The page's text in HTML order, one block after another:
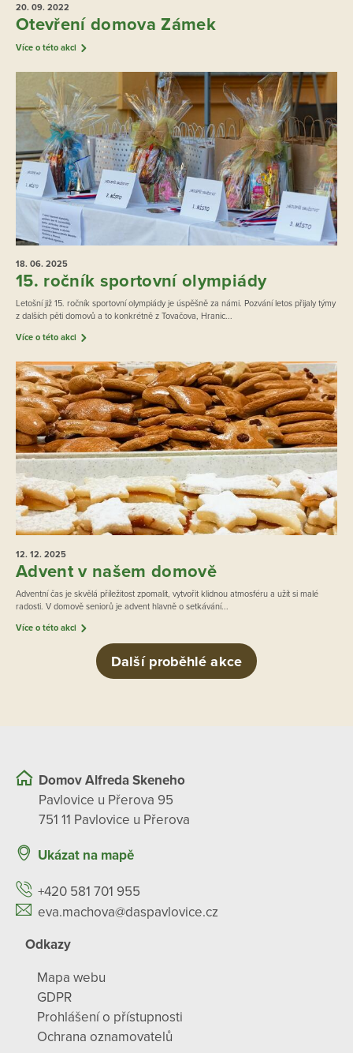
20. 09. 2022
Otevření domova Zámek
Více o této akci
18. 06. 2025
15. ročník sportovní olympiády
Letošní již 15. ročník sportovní olympiády je úspěšně za námi. Pozvání letos přijaly týmy
z dalších pěti domovů a to konkrétně z Tovačova, Hranic...
Více o této akci
12. 12. 2025
Advent v našem domově
Adventní čas je skvělá příležitost zpomalit, vytvořit klidnou atmosféru a užít si malé
radosti. V domově seniorů je advent hlavně o setkávání...
Více o této akci
Další proběhlé akce
Domov Alfreda Skeneho
Pavlovice u Přerova 95
751 11 Pavlovice u Přerova
Ukázat na mapě
+420 581 701 955
eva.machova@daspavlovice.cz
Odkazy
Mapa webu
GDPR
Prohlášení o přístupnosti
Ochrana oznamovatelů